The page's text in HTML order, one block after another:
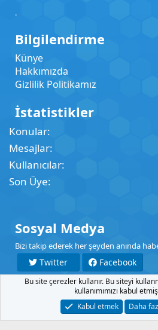
.
Bilgilendirme
Künye
Hakkımızda
Gizlilik Politikamız
İstatistikler
Konular
Mesajlar
Kullanıcılar
Son Üye
Sosyal Medya
Bizi takip ederek her şeyden anında
Twitter
Facebook
YouTube
Instagram
Şartlar Gizlilik Yardım
Bu site çerezler kullanır. Bu siteyi
kullanımımızı kabul
Kabul etmek
Daha